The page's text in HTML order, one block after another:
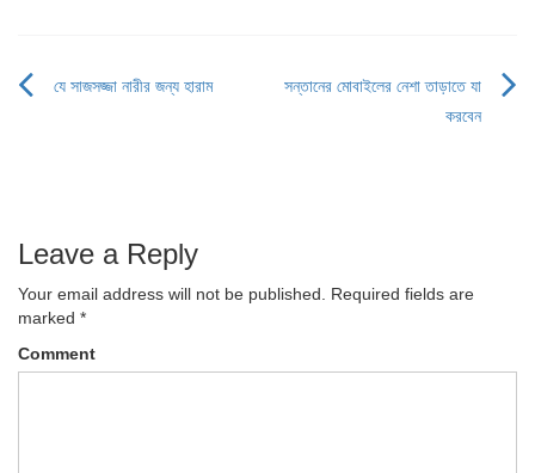
যে সাজসজ্জা নারীর জন্য হারাম
সন্তানের মোবাইলের নেশা তাড়াতে যা
করবেন
Leave a Reply
Your email address will not be published. Required fields are
marked *
Comment